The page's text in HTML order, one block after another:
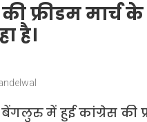
फ्रीडम मार्च के
है।
में हुई कांग्रेस की